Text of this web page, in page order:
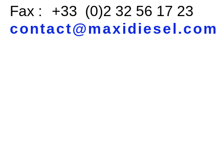
Fax :
+33 (0)2 32 56 17 23
contact@maxidiesel.com